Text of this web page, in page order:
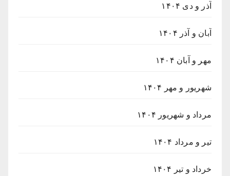
آذر و دی ۱۴۰۴
آبان و آذر ۱۴۰۴
مهر و آبان ۱۴۰۴
شهریور و مهر ۱۴۰۴
مرداد و شهریور ۱۴۰۴
تیر و مرداد ۱۴۰۴
خرداد و تیر ۱۴۰۴